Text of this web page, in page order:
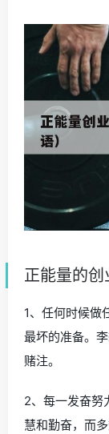
正能量的
1、任何时候做
最坏的准备。
赌注。
2、每一发奋努
慧和勤奋，而